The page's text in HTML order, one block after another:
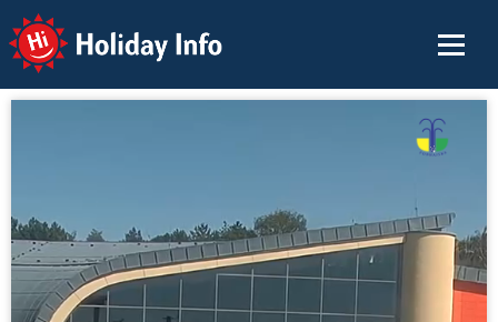
Holiday Info